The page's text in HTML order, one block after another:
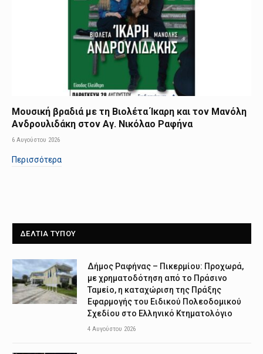
Μουσική βραδιά με τη Βιολέτα Ίκαρη και τον Μανόλη
Ανδρουλιδάκη στον Αγ. Νικόλαο Ραφήνα
6 Αυγούστου 2026
Περισσότερα
ΔΕΛΤΙΑ ΤΥΠΟΥ
Δήμος Ραφήνας – Πικερμίου: Προχωρά,
με χρηματοδότηση από το Πράσινο
Ταμείο, η καταχώριση της Πράξης
Εφαρμογής του Ειδικού Πολεοδομικού
Σχεδίου στο Ελληνικό Κτηματολόγιο
4 Αυγούστου 2026